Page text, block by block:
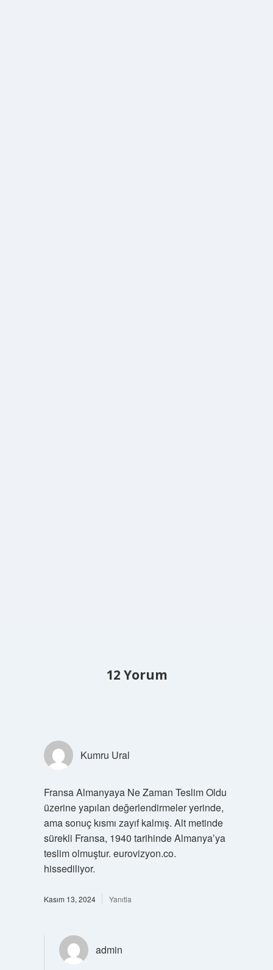
12 Yorum
Kumru Ural
Fransa Almanyaya Ne Zaman Teslim Oldu
üzerine yapılan değerlendirmeler yerinde,
ama sonuç kısmı zayıf kalmış. Alt metinde
sürekli Fransa, 1940 tarihinde Almanya’ya
teslim olmuştur. eurovizyon.co.
hissediliyor.
Kasım 13, 2024 Yanıtla
admin